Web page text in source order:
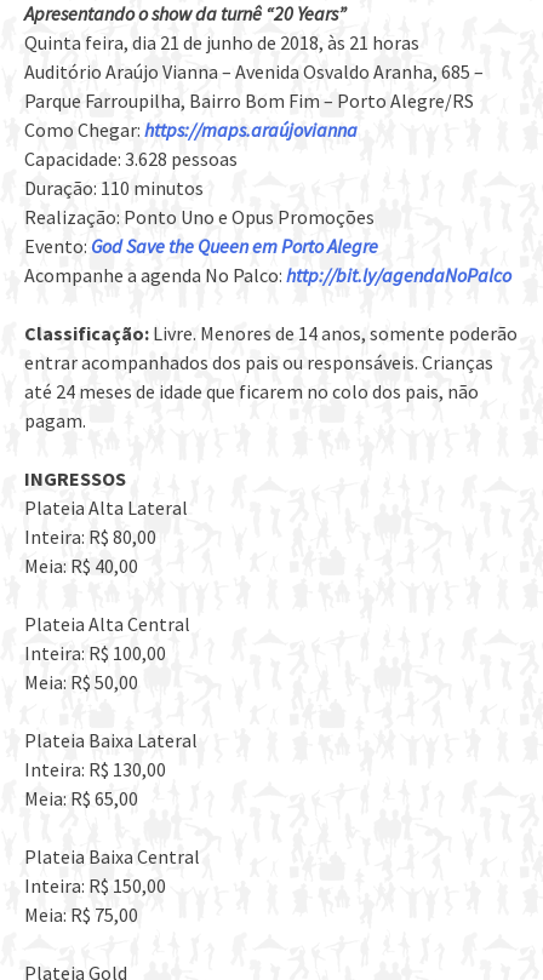
Apresentando o show da turnê “20 Years”
Quinta feira, dia 21 de junho de 2018, às 21 horas
Auditório Araújo Vianna – Avenida Osvaldo Aranha, 685 –
Parque Farroupilha, Bairro Bom Fim – Porto Alegre/RS
Como Chegar: https://maps.araújovianna
Capacidade: 3.628 pessoas
Duração: 110 minutos
Realização: Ponto Uno e Opus Promoções
Evento: God Save the Queen em Porto Alegre
Acompanhe a agenda No Palco: http://bit.ly/agendaNoPalco
Classificação: Livre. Menores de 14 anos, somente poderão
entrar acompanhados dos pais ou responsáveis. Crianças
até 24 meses de idade que ficarem no colo dos pais, não
pagam.
INGRESSOS
Plateia Alta Lateral
Inteira: R$ 80,00
Meia: R$ 40,00
Plateia Alta Central
Inteira: R$ 100,00
Meia: R$ 50,00
Plateia Baixa Lateral
Inteira: R$ 130,00
Meia: R$ 65,00
Plateia Baixa Central
Inteira: R$ 150,00
Meia: R$ 75,00
Plateia Gold